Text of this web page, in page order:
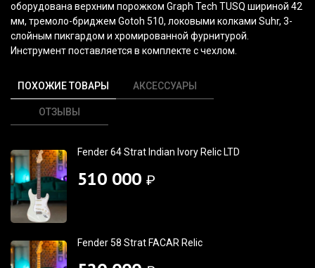
оборудована верхним порожком Graph Tech TUSQ шириной 42
мм, тремоло-бриджем Gotoh 510, локовыми колками Suhr, 3-
слойным пикгардом и хромированной фурнитурой.
Инструмент поставляется в комплекте с чехлом.
ПОХОЖИЕ ТОВАРЫ АКСЕССУАРЫ
ОТЗЫВЫ
Fender 64 Strat Indian Ivory Relic LTD
510 000 ₽
Fender 58 Strat FACAR Relic